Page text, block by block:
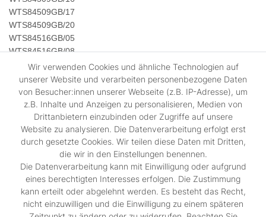
WTS84509GB/17
WTS84509GB/20
WTS84516GB/05
WTS84516GB/08
WTS84516GB/13
WTS84516GB/16
WTS86500NL/17
WTS86500NL/20
WTS86500NL/24
WTS86501NL/24
WTS86502EE/05 8kg
WTS86502EE/08 8kg
WTS86502EE/09 8kg
WTS86510TR/08
WTS86511/08
WTS86511IT/08
Wir verwenden Cookies und ähnliche Technologien auf
unserer Website und verarbeiten personenbezogene Daten
von Besucher:innen unserer Webseite (z.B. IP-Adresse), um
z.B. Inhalte und Anzeigen zu personalisieren, Medien von
Drittanbietern einzubinden oder Zugriffe auf unsere
Website zu analysieren. Die Datenverarbeitung erfolgt erst
durch gesetzte Cookies. Wir teilen diese Daten mit Dritten,
die wir in den Einstellungen benennen.
Die Datenverarbeitung kann mit Einwilligung oder aufgrund
eines berechtigten Interesses erfolgen. Die Zustimmung
kann erteilt oder abgelehnt werden. Es besteht das Recht,
nicht einzuwilligen und die Einwilligung zu einem späteren